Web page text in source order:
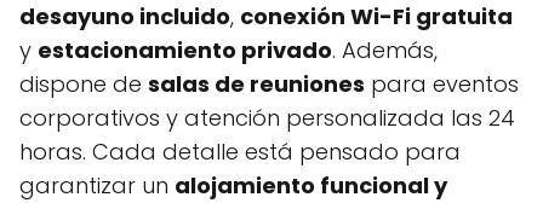
desayuno incluido, conexión Wi-Fi gratuita
y estacionamiento privado. Además,
dispone de salas de reuniones para eventos
corporativos y atención personalizada las 24
horas. Cada detalle está pensado para
garantizar un alojamiento funcional y